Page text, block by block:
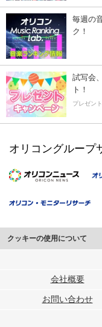
毎週の
ク！
試写会
ト！
プレゼン
オリコングループ
クッキーの使用について
このサイトでは Cookie を
行っています。
メディアや広告配信、デー
各パートナーは、この情報
ユーザーが各パートナーの
会社概要
お問い合わせ